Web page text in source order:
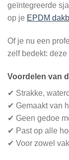
geïntegreerde
op je EPDM
Of je nu een
zelf bedekt:
Voordelen van
✔ Strakke,
✔ Gemaakt van
✔ Geen gedoe
✔ Past op alle
✔ Voor zowel